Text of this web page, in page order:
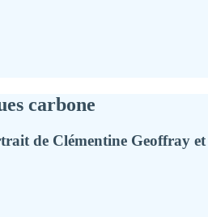
carbone
de Clémentine Geoffray